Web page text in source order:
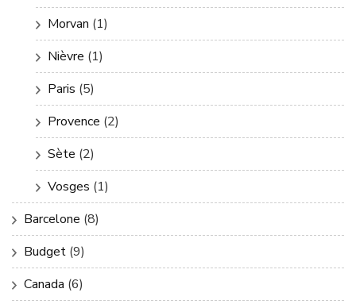
Morvan (1)
Nièvre (1)
Paris (5)
Provence (2)
Sète (2)
Vosges (1)
Barcelone (8)
Budget (9)
Canada (6)